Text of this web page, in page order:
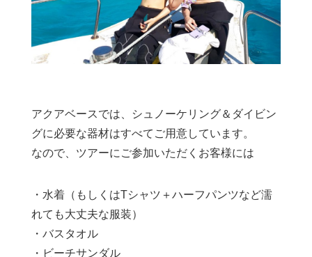
アクアベースでは、シュノーケリング＆ダイビン
グに必要な器材はすべてご用意しています。
なので、ツアーにご参加いただくお客様には
・水着（もしくはTシャツ＋ハーフパンツなど濡
れても大丈夫な服装）
・バスタオル
・ビーチサンダル